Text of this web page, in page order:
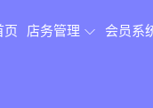
页 店务管理 会员系